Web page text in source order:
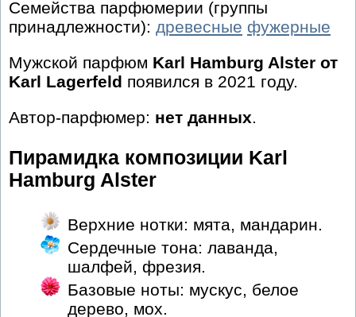
Семейства парфюмерии (группы
принадлежности): древесные фужерные
Мужской парфюм Karl Hamburg Alster от
Karl Lagerfeld появился в 2021 году.
Автор-парфюмер: нет данных.
Пирамидка композиции Karl
Hamburg Alster
Верхние нотки: мята, мандарин.
Сердечные тона: лаванда,
шалфей, фрезия.
Базовые ноты: мускус, белое
дерево, мох.